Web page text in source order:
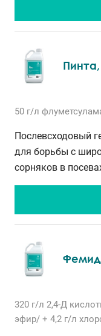
50 г/л
Послевсходовый
для борьбы с
сорняков в
320 г/л 2,4-Д
эфир/ + 4,2 г/л